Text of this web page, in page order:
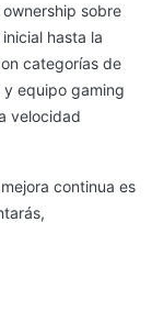
sobre
hasta la
categorías de
equipo gaming
velocidad
continua es